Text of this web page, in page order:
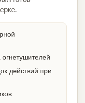
действий при